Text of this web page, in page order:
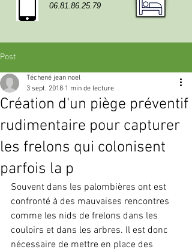
06.81.86.25.79
Post
Création d'un piège préventif
rudimentaire pour capturer
les frelons qui colonisent
parfois la p
Téchené jean noel
3 sept. 2018 1 min de lecture
Souvent dans les palombières ont est
confronté à des mauvaises rencontres
comme les nids de frelons dans les
couloirs et dans les arbres. Il est donc
nécessaire de mettre en place des